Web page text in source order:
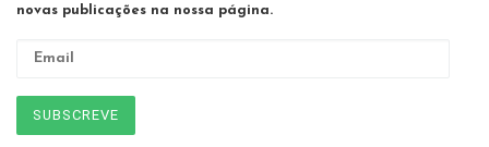
novas publicações na nossa página.
SUBSCREVE